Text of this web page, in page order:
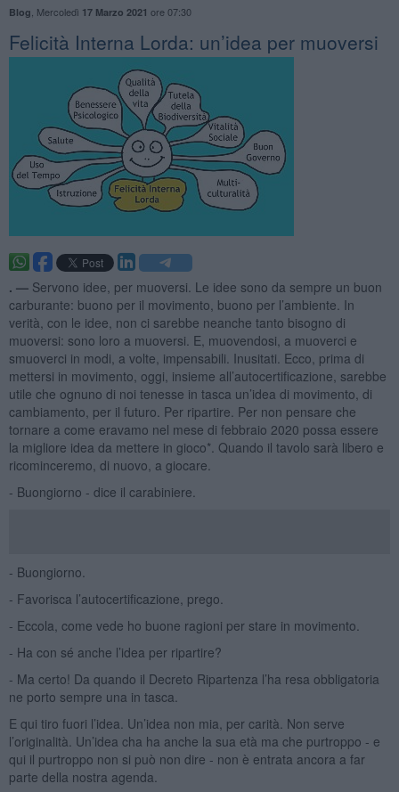
Blog Mercoledì 17 Marzo 2021 ore 07:30
​Felicità Interna Lorda: un’idea per muoversi
. — Servono idee, per muoversi. Le idee sono da sempre un buon
carburante: buono per il movimento, buono per l’ambiente. In
verità, con le idee, non ci sarebbe neanche tanto bisogno di
muoversi: sono loro a muoversi. E, muovendosi, a muoverci e
smuoverci in modi, a volte, impensabili. Inusitati. Ecco, prima di
mettersi in movimento, oggi, insieme all’autocertificazione, sarebbe
utile che ognuno di noi tenesse in tasca un’idea di movimento, di
cambiamento, per il futuro. Per ripartire. Per non pensare che
tornare a come eravamo nel mese di febbraio 2020 possa essere
la migliore idea da mettere in gioco*. Quando il tavolo sarà libero e
ricominceremo, di nuovo, a giocare.
- Buongiorno - dice il carabiniere.
- Buongiorno.
- Favorisca l’autocertificazione, prego.
- Eccola, come vede ho buone ragioni per stare in movimento.
- Ha con sé anche l’idea per ripartire?
- Ma certo! Da quando il Decreto Ripartenza l’ha resa obbligatoria
ne porto sempre una in tasca.
E qui tiro fuori l’idea. Un’idea non mia, per carità. Non serve
l’originalità. Un’idea cha ha anche la sua età ma che purtroppo - e
qui il purtroppo non si può non dire - non è entrata ancora a far
parte della nostra agenda.